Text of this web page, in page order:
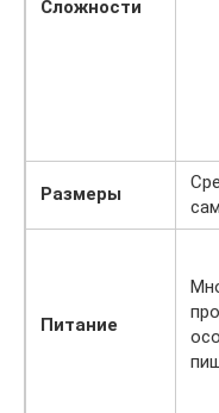
Сложности
Размеры
Питание